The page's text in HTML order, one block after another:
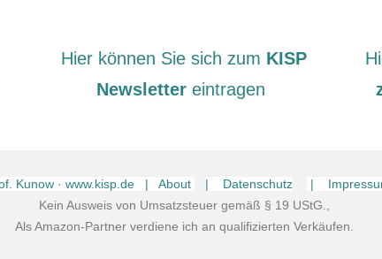
Hier können Sie sich zum KISP
Newsletter eintragen
Kunow · www.kisp.de | About | Datenschutz |
Kein Ausweis von Umsatzsteuer gemäß § 19 UStG.,
Als Amazon-Partner verdiene ich an qualifizierten Verkäufen.